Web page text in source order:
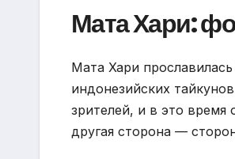
Мата Хари:
Мата Хари
индонезийских
зрителей, и в это
другая сторона —